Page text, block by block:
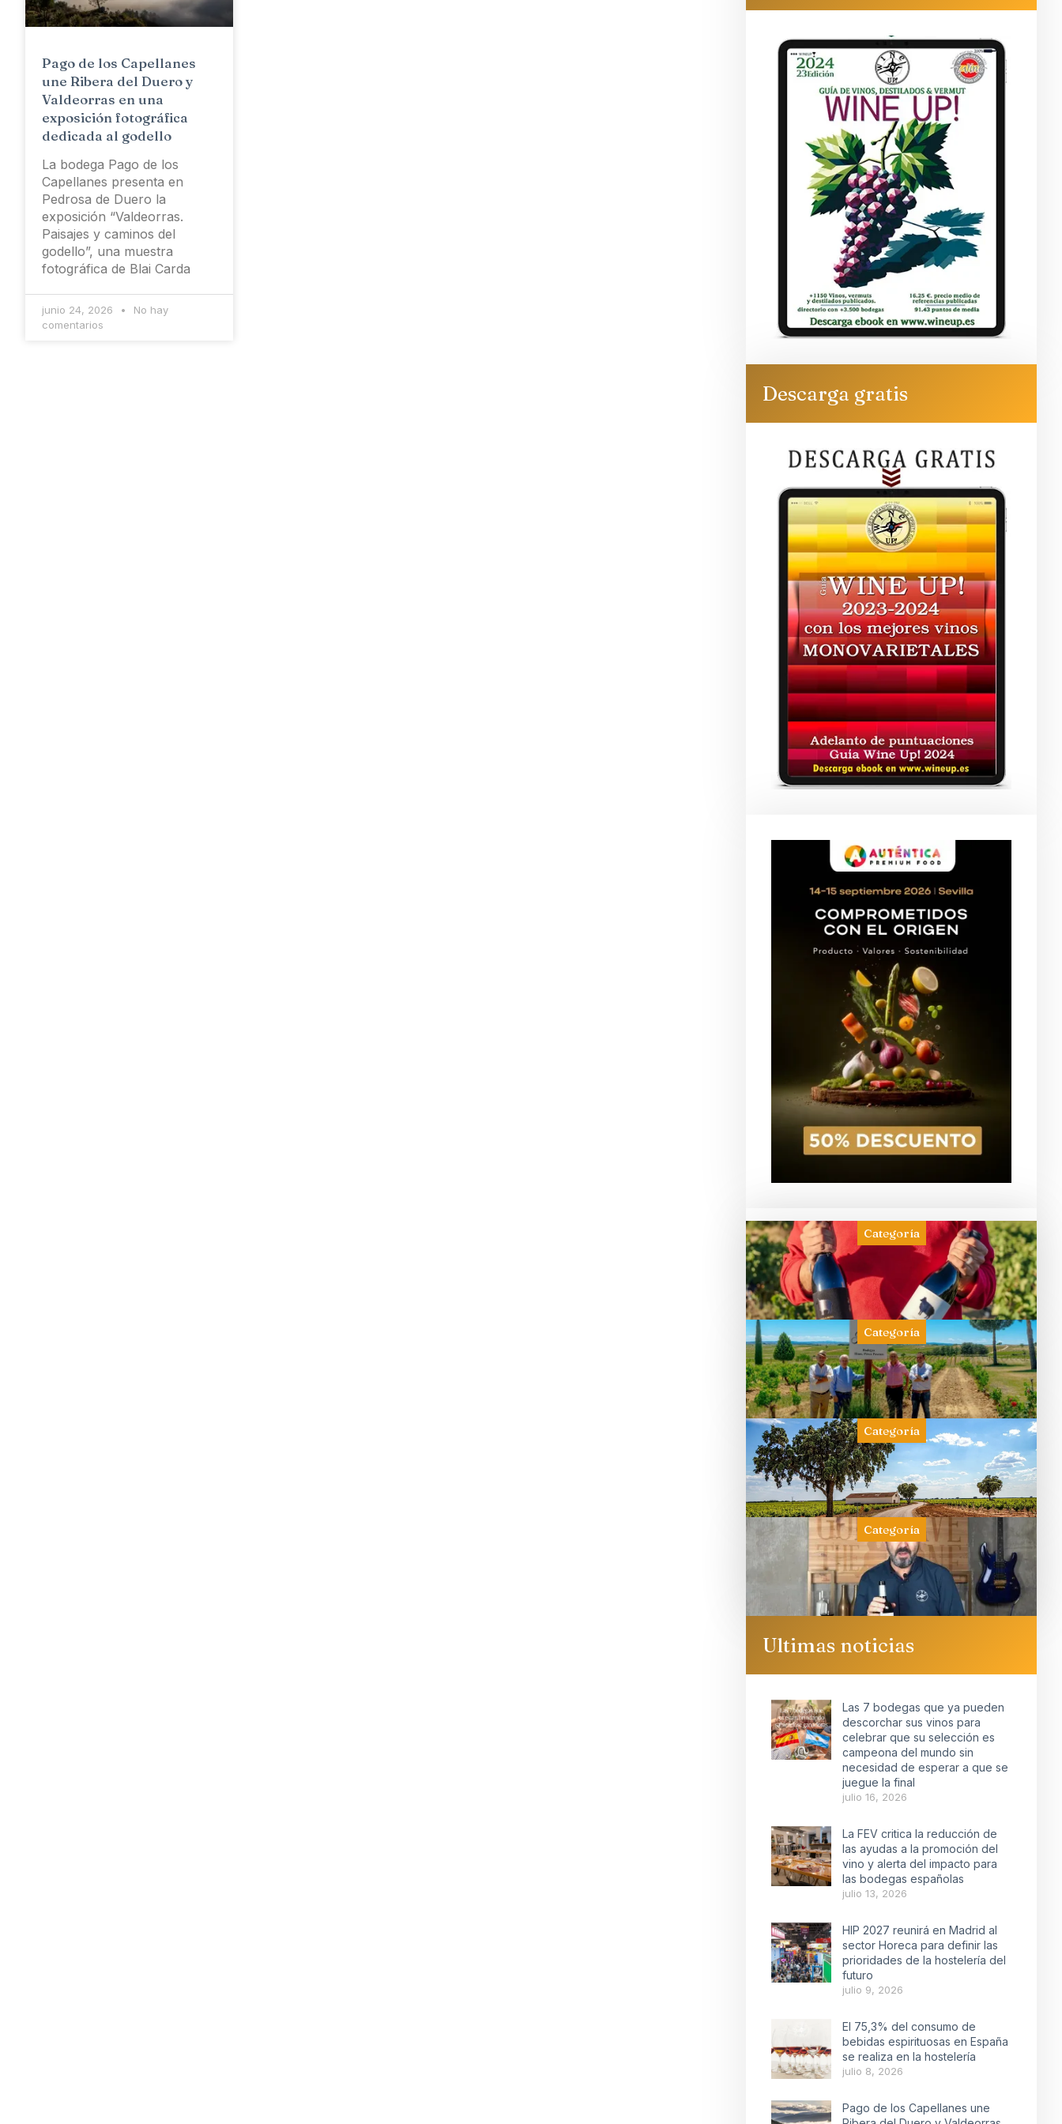
Pago de los Capellanes
une Ribera del Duero y
Valdeorras en una
exposición fotográfica
dedicada al godello
La bodega Pago de los
Capellanes presenta en
Pedrosa de Duero la
exposición “Valdeorras.
Paisajes y caminos del
godello”, una muestra
fotográfica de Blai Carda
junio 24, 2026
No hay
comentarios
Descarga gratis
Categoría
Categoría
Categoría
Categoría
Ultimas noticias
Las 7 bodegas que ya pueden
descorchar sus vinos para
celebrar que su selección es
campeona del mundo sin
necesidad de esperar a que se
juegue la final
julio 16, 2026
La FEV critica la reducción de
las ayudas a la promoción del
vino y alerta del impacto para
las bodegas españolas
julio 13, 2026
HIP 2027 reunirá en Madrid al
sector Horeca para definir las
prioridades de la hostelería del
futuro
julio 9, 2026
El 75,3% del consumo de
bebidas espirituosas en España
se realiza en la hostelería
julio 8, 2026
Pago de los Capellanes une